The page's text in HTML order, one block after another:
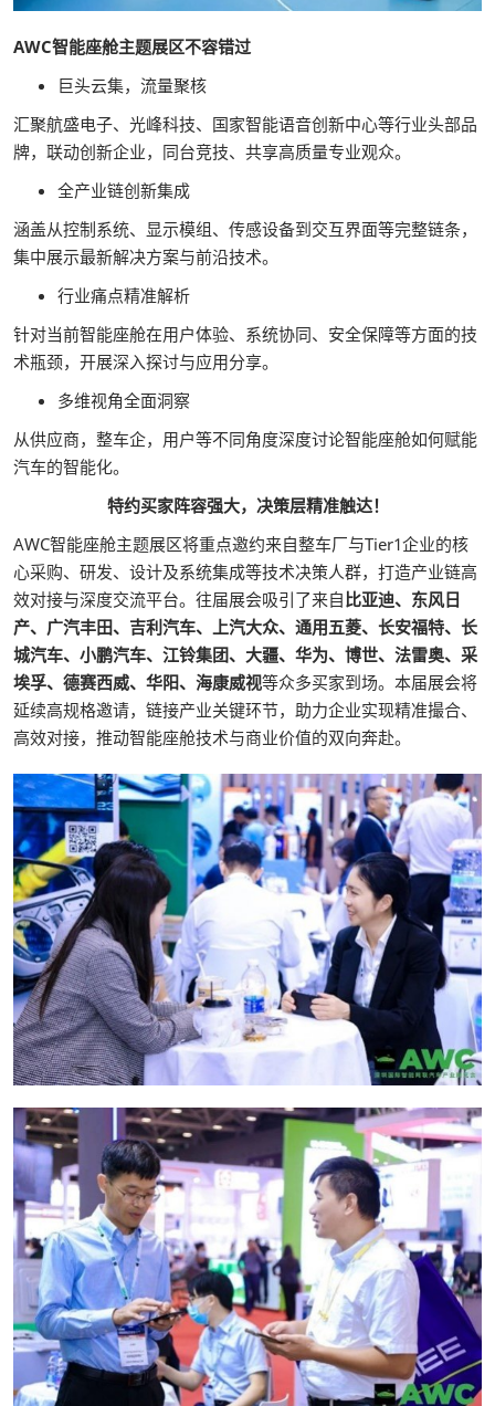
AWC智能座舱主题展区不容错过
巨头云集，流量聚核
汇聚航盛电子、光峰科技、国家智能语音创新中心等行业头部品
牌，联动创新企业，同台竞技、共享高质量专业观众。
全产业链创新集成
涵盖从控制系统、显示模组、传感设备到交互界面等完整链条，
集中展示最新解决方案与前沿技术。
行业痛点精准解析
针对当前智能座舱在用户体验、系统协同、安全保障等方面的技
术瓶颈，开展深入探讨与应用分享。
多维视角全面洞察
从供应商，整车企，用户等不同角度深度讨论智能座舱如何赋能
汽车的智能化。
特约买家阵容强大，决策层精准触达！
AWC智能座舱主题展区将重点邀约来自整车厂与Tier1企业的核
心采购、研发、设计及系统集成等技术决策人群，打造产业链高
效对接与深度交流平台。往届展会吸引了来自比亚迪、东风日
产、广汽丰田、吉利汽车、上汽大众、通用五菱、长安福特、长
城汽车、小鹏汽车、江铃集团、大疆、华为、博世、法雷奥、采
埃孚、德赛西威、华阳、海康威视等众多买家到场。本届展会将
延续高规格邀请，链接产业关键环节，助力企业实现精准撮合、
高效对接，推动智能座舱技术与商业价值的双向奔赴。